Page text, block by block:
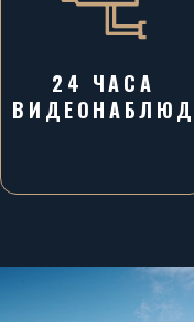
24 ЧАСА